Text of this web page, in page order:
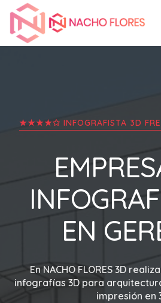
★★★★✩ INFOGRAFISTA 3D
EN
En NACHO FLORES 3D
infografías 3D para
impresión en